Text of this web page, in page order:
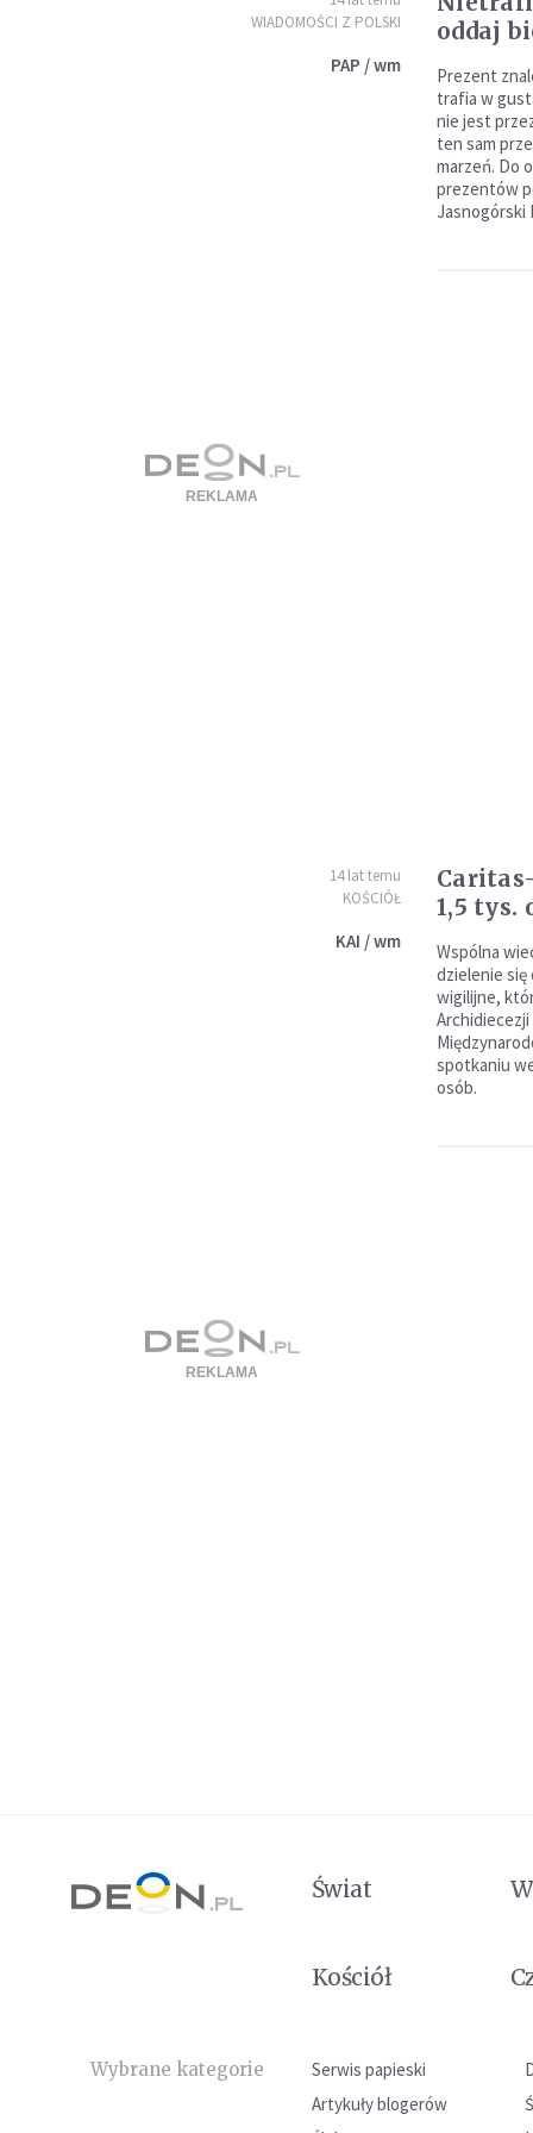
WIADOMOŚCI Z POLSKI
PAP / wm
oddaj
Prezent
trafia w
nie jest
ten sam
marzeń. Do
prezentów
Jasnogórski
14 lat temu
KOŚCIÓŁ
KAI / wm
1,5 tys.
Wspólna
dzielenie się
wigilijne,
spotkaniu
osób.
Świat
Kościół
Wybrane kategorie Serwis papieski
Artykuły blogerów